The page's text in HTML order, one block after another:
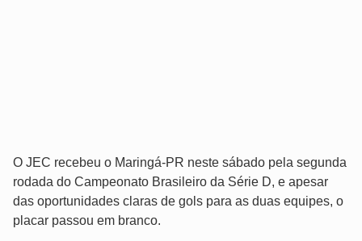
O JEC recebeu o Maringá-PR neste sábado pela segunda
rodada do Campeonato Brasileiro da Série D, e apesar
das oportunidades claras de gols para as duas equipes, o
placar passou em branco.